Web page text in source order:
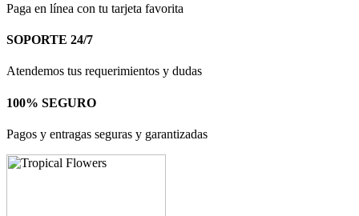
Paga en línea con tu tarjeta favorita
SOPORTE 24/7
Atendemos tus requerimientos y dudas
100% SEGURO
Pagos y entragas seguras y garantizadas